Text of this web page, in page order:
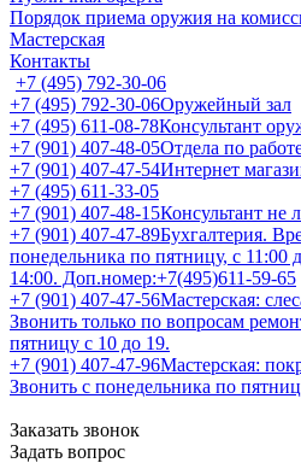
Порядок приема оружия на
Мастерская
Контакты
+7 (495) 792-30-06
+7 (495) 792-30-06Оружейный зал
+7 (495) 611-08-78Консультант
+7 (901) 407-48-05Отдела по
+7 (901) 407-47-54Интернет
+7 (495) 611-33-05
+7 (901) 407-48-15Консультант не
+7 (901) 407-47-89Бухгалтерия.
понедельника по пятницу, с 11:00
14:00. Доп.номер:+7(495)611-59-65
+7 (901) 407-47-56Мастерская:
Звонить только по вопросам
пятницу с 10 до 19.
+7 (901) 407-47-96Мастерская:
Звонить с понедельника по
Заказать звонок
Задать вопрос